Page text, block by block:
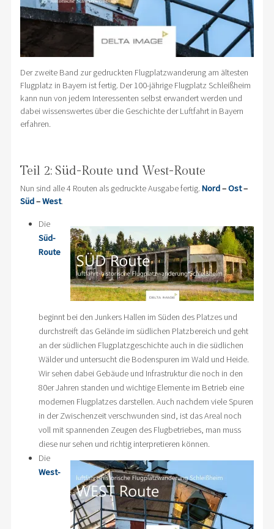
Der zweite Band zur gedruckten Flugplatzwanderung am ältesten
Flugplatz in Bayern ist fertig. Der 100-jährige Flugplatz Schleißheim
kann nun von jedem Interessenten selbst erwandert werden und
dabei wissenswertes über die Geschichte der Luftfahrt in Bayern
erfahren.
Teil 2: Süd-Route und West-Route
Nun sind alle 4 Routen als gedruckte Ausgabe fertig. Nord–Ost–
Süd–West.
Die
Süd-
Route
beginnt bei den Junkers Hallen im Süden des Platzes und
durchstreift das Gelände im südlichen Platzbereich und geht
an der südlichen Flugplatzgeschichte auch in die südlichen
Wälder und untersucht die Bodenspuren im Wald und Heide.
Wir sehen dabei Gebäude und Infrastruktur die noch in den
80er Jahren standen und wichtige Elemente im Betrieb eine
modernen Flugplatzes darstellen. Auch nachdem viele Spuren
in der Zwischenzeit verschwunden sind, ist das Areal noch
voll mit spannenden Zeugen des Flugbetriebes, man muss
diese nur sehen und richtig interpretieren können.
Die
West-